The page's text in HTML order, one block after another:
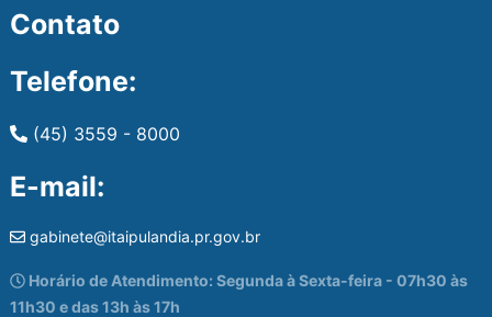
Contato
Telefone:
(45) 3559 - 8000
E-mail:
gabinete@itaipulandia.pr.gov.br
Horário de Atendimento: Segunda à Sexta-feira - 07h30 às
11h30 e das 13h às 17h